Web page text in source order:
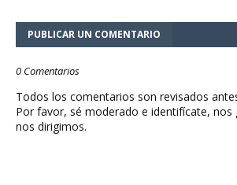
PUBLICAR UN COMENTARIO
0 Comentarios
Todos los comentarios son revisados
Por favor, sé moderado e identifícate, nos
nos dirigimos.